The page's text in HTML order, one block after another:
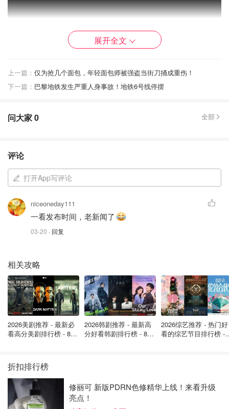
展开全文
上一篇： 仅为抢几个面包，年轻面包师被强盗当街刀捅成重伤！
下一篇： 巴黎地铁发生严重人身事故！地铁6号线停摆
问大家0 全部
评论
打开App写评论
niceoneday111
一看发布时间，老新闻了
03-20 · 回复
相关攻略
2026美剧推荐 - 最新必
看高分美剧排行榜 - 8月
2026韩剧推荐 - 最新高
分好看韩剧排行榜 - 8月
2026综艺推荐 - 热门好
看的综艺节目排行榜 -
折扣排行榜
修丽可 新版PDRN色修精华上线！来看升级
亮点！